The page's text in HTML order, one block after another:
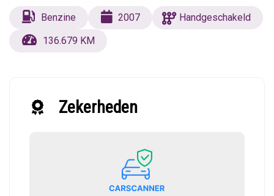
Benzine 2007
Handgeschakeld
136.679 KM
Zekerheden